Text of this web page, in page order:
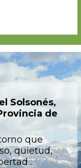
Solsonés,
de
que
quietud,